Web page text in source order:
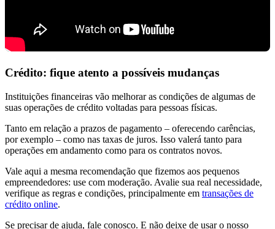
Crédito: fique atento a possíveis mudanças
Instituições financeiras vão melhorar as condições de algumas de
suas operações de crédito voltadas para pessoas físicas.
Tanto em relação a prazos de pagamento – oferecendo carências,
por exemplo – como nas taxas de juros. Isso valerá tanto para
operações em andamento como para os contratos novos.
Vale aqui a mesma recomendação que fizemos aos pequenos
empreendedores: use com moderação. Avalie sua real necessidade,
verifique as regras e condições, principalmente em transações de
crédito online.
Se precisar de ajuda, fale conosco. E não deixe de usar o nosso